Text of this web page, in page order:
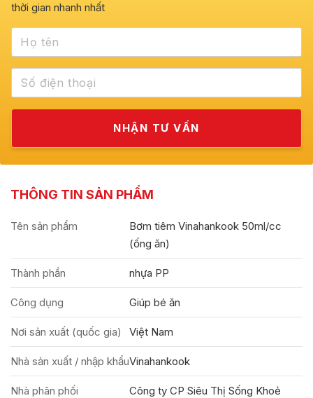
thời gian nhanh nhất
THÔNG TIN SẢN PHẨM
Tên sản phẩm
Bơm tiêm Vinahankook 50ml/cc
(ống ăn)
Thành phần nhựa PP
Công dụng Giúp bé ăn
Nơi sản xuất (quốc gia) Việt Nam
Nhà sản xuất / nhập khẩuVinahankook
Nhà phân phối Công ty CP Siêu Thị Sống Khoẻ